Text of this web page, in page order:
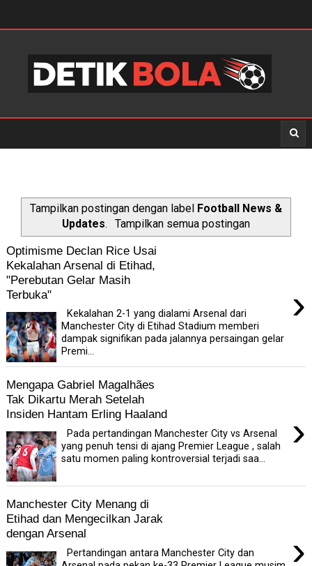
Tampilkan postingan dengan label Football News &
Updates. Tampilkan semua postingan
Optimisme Declan Rice Usai
Kekalahan Arsenal di Etihad,
"Perebutan Gelar Masih
Terbuka"
›
Kekalahan 2-1 yang dialami Arsenal dari
Manchester City di Etihad Stadium memberi
dampak signifikan pada jalannya persaingan gelar
Premi...
Mengapa Gabriel Magalhães
Tak Dikartu Merah Setelah
Insiden Hantam Erling Haaland
›
Pada pertandingan Manchester City vs Arsenal
yang penuh tensi di ajang Premier League , salah
satu momen paling kontroversial terjadi saa...
Manchester City Menang di
Etihad dan Mengecilkan Jarak
dengan Arsenal
›
Pertandingan antara Manchester City dan